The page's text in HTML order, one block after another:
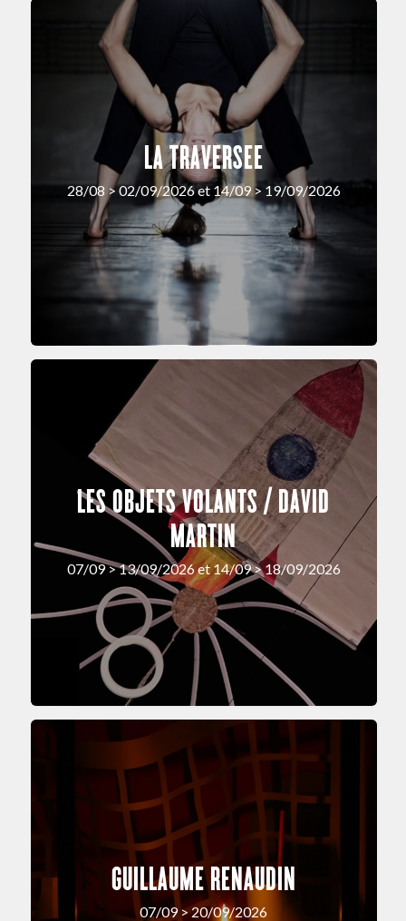
LA TRAVERSEE
28/08 > 02/09/2026 et 14/09 > 19/09/2026
LES OBJETS VOLANTS / DAVID
MARTIN
07/09 > 13/09/2026 et 14/09 > 18/09/2026
GUILLAUME RENAUDIN
07/09 > 20/09/2026